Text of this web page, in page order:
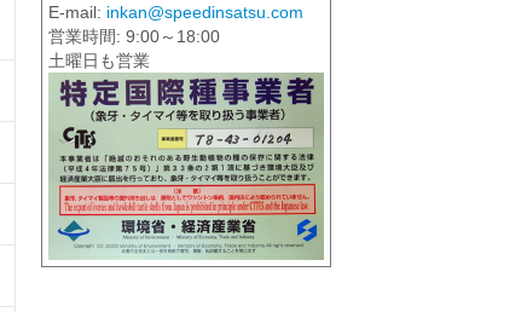
E-mail: inkan@speedinsatsu.com
営業時間: 9:00～18:00
土曜日も営業